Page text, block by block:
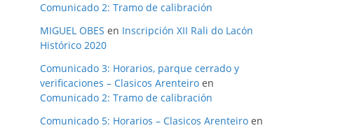
Comunicado 2: Tramo de calibración
MIGUEL OBES en Inscripción XII Rali do Lacón
Histórico 2020
Comunicado 3: Horarios, parque cerrado y
verificaciones – Clasicos Arenteiro en
Comunicado 2: Tramo de calibración
Comunicado 5: Horarios – Clasicos Arenteiro en